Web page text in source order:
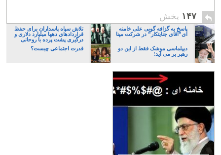
۱۴۷ پخش
پاسخ به گزافه گویی علی خامنه
ای”آقای جنایتکار” در شرکت مپنا
تلاش سپاه پاسداران برای حفظ
قراردادهای دهها میلیارد دلاری و
درگیری پشت پرده با روحانی
دیپلماسی موشک فقط از این دو
رهبر بر می آید!
قدرت اجتماعی چیست؟